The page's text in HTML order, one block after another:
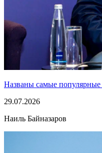
Названы самые
29.07.2026
Наиль Байназаров